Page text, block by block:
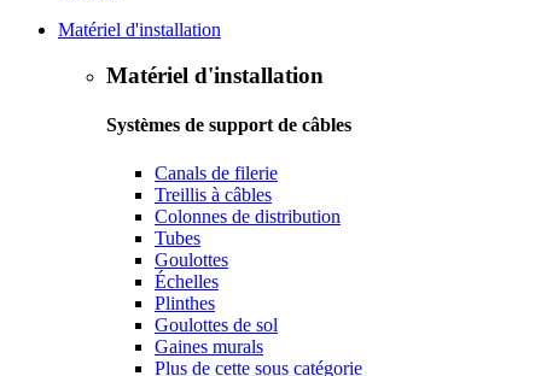
Matériel d'installation
Matériel d'installation
Systèmes de support de câbles
Canals de filerie
Treillis à câbles
Colonnes de distribution
Tubes
Goulottes
Échelles
Plinthes
Goulottes de sol
Gaines murals
Plus de cette sous catégorie